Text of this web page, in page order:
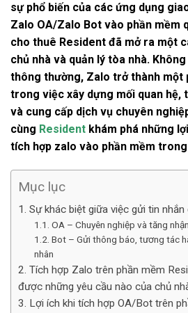
sự phổ biến của các ứng dụng
Zalo OA/Zalo Bot vào phần mềm
cho thuê Resident đã mở ra một
chủ nhà và quản lý tòa nhà.
thông thường, Zalo trở thành một
trong việc xây dựng mối quan hệ,
và cung cấp dịch vụ chuyên
cùng Resident khám phá những
tích hợp zalo vào phần mềm
Mục lục
1. Sự khác biệt giữa việc gửi tin
1.1. OA – Chuyên nghiệp và tăng
1.2. Bot – Gửi thông báo, tương tác
nhân
2. Tích hợp Zalo trên phần mềm
được những yêu cầu nào của chủ
3. Lợi ích khi tích hợp OA/Bot trên